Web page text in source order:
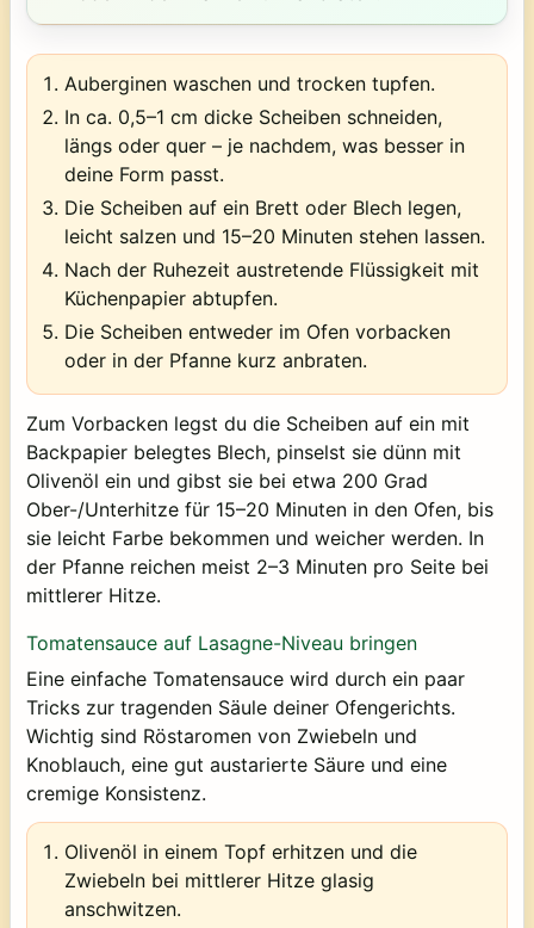
Auberginen waschen und trocken tupfen.
In ca. 0,5–1 cm dicke Scheiben schneiden,
längs oder quer – je nachdem, was besser in
deine Form passt.
Die Scheiben auf ein Brett oder Blech legen,
leicht salzen und 15–20 Minuten stehen lassen.
Nach der Ruhezeit austretende Flüssigkeit mit
Küchenpapier abtupfen.
Die Scheiben entweder im Ofen vorbacken
oder in der Pfanne kurz anbraten.
Zum Vorbacken legst du die Scheiben auf ein mit
Backpapier belegtes Blech, pinselst sie dünn mit
Olivenöl ein und gibst sie bei etwa 200 Grad
Ober-/Unterhitze für 15–20 Minuten in den Ofen, bis
sie leicht Farbe bekommen und weicher werden. In
der Pfanne reichen meist 2–3 Minuten pro Seite bei
mittlerer Hitze.
Tomatensauce auf Lasagne-Niveau bringen
Eine einfache Tomatensauce wird durch ein paar
Tricks zur tragenden Säule deiner Ofengerichts.
Wichtig sind Röstaromen von Zwiebeln und
Knoblauch, eine gut austarierte Säure und eine
cremige Konsistenz.
Olivenöl in einem Topf erhitzen und die
Zwiebeln bei mittlerer Hitze glasig
anschwitzen.